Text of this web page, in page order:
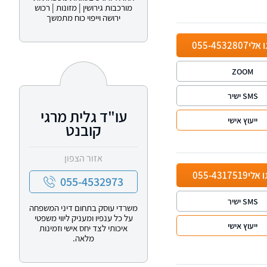
אלי055-4532807
ZOOM
SMS ישיר
ייעוץ אישי
אלי055-4317519
SMS ישיר
ייעוץ אישי
מורכבות גירושין | מזונות | רכוש
ירושה וייפוי כוח מתמשך
עו"ד גלית מרגי
קובנט
אזור הצפון
055-4532973
משרדי עוסק בתחום דיני המשפחה
על כל ענפיו ומעניק ליווי משפטי
איכותי לצד יחס אישי וזמינות
מלאה.